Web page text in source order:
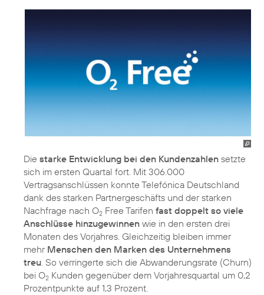
Die starke Entwicklung bei den Kundenzahlen setzte
sich im ersten Quartal fort. Mit 306.000
Vertragsanschlüssen konnte Telefónica Deutschland
dank des starken Partnergeschäfts und der starken
Nachfrage nach O2 Free Tarifen fast doppelt so viele
Anschlüsse hinzugewinnen wie in den ersten drei
Monaten des Vorjahres. Gleichzeitig bleiben immer
mehr Menschen den Marken des Unternehmens
treu. So verringerte sich die Abwanderungsrate (Churn)
bei O2 Kunden gegenüber dem Vorjahresquartal um 0,2
Prozentpunkte auf 1,3 Prozent.